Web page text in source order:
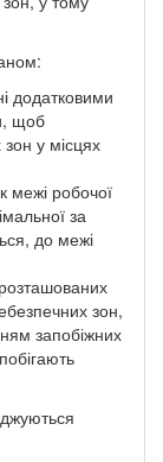
додатковими
щоб
у місцях
межі робочої
за
до межі
зон,
запобіжних